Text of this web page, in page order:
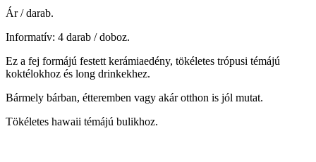
Ár / darab.
Informatív: 4 darab / doboz.
Ez a fej formájú festett kerámiaedény, tökéletes trópusi témájú
koktélokhoz és long drinkekhez.
Bármely bárban, étteremben vagy akár otthon is jól mutat.
Tökéletes hawaii témájú bulikhoz.